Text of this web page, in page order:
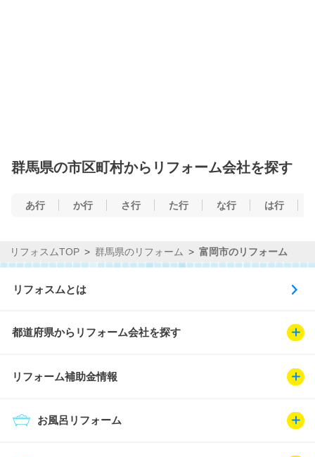
群馬県の市区町村からリフォーム会社を探す
あ行 か行 さ行 た行 な行 は行
リフォスムTOP 群馬県のリフォーム 富岡市のリフォーム
リフォスムとは
都道府県からリフォーム会社を探す
リフォーム補助金情報
お風呂リフォーム